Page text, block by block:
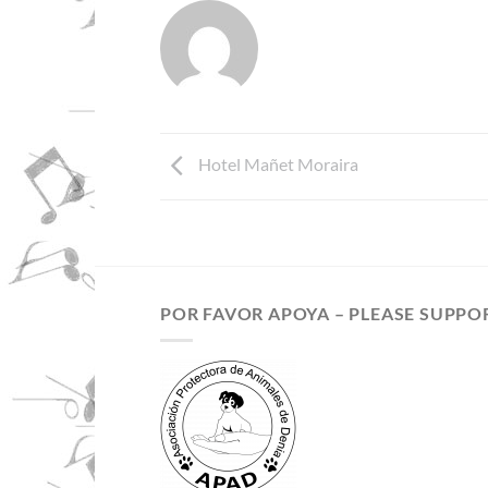
Hotel Mañet Moraira
POR FAVOR APOYA – PLEASE